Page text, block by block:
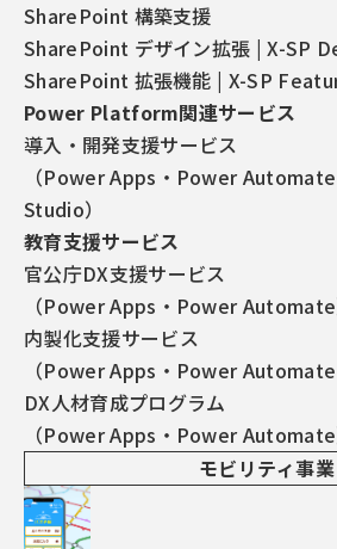
SharePoint 構築支援
SharePoint デザイン拡張 | X-SP
SharePoint 拡張機能 | X-SP
Power Platform関連サービス
導入・開発支援サービス
（Power Apps・Power
Studio）
教育支援サービス
官公庁DX支援サービス
（Power Apps・Power Automate
内製化支援サービス
（Power Apps・Power
DX人材育成プログラム
（Power Apps・Power Automate
モビリティ事業
この記事の3行要約
SharePointの複数行テキスト列は
す」ボタンを押さないと全文が表示
アーティサンのX-SP Feature複数
示機能を使えば、初期表示から全
る
パッケージを展開するだけで導入
サイトへ反映できる